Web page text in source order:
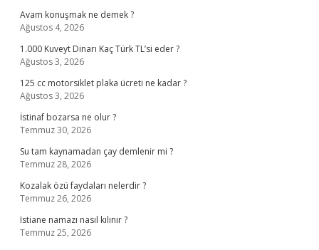
Avam konuşmak ne demek ?
Ağustos 4, 2026
1.000 Kuveyt Dinarı Kaç Türk TL’si eder ?
Ağustos 3, 2026
125 cc motorsiklet plaka ücreti ne kadar ?
Ağustos 3, 2026
İstinaf bozarsa ne olur ?
Temmuz 30, 2026
Su tam kaynamadan çay demlenir mi ?
Temmuz 28, 2026
Kozalak özü faydaları nelerdir ?
Temmuz 26, 2026
Istiane namazı nasıl kılınır ?
Temmuz 25, 2026